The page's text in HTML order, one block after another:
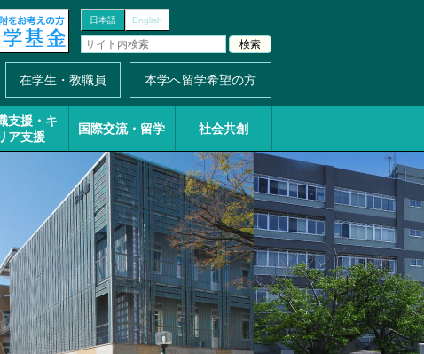
日本語 English
在学生・教職員 本学へ留学希望の方
支援・ キ
ア支援
国際交流・留学 社会共創